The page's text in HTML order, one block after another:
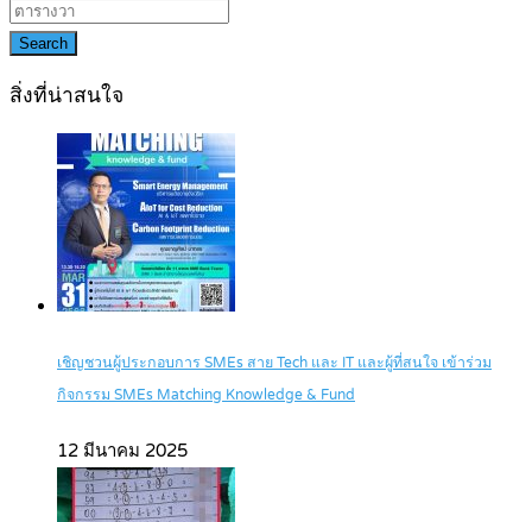
Search
สิ่งที่น่าสนใจ
เชิญชวนผู้ประกอบการ SMEs สาย Tech และ IT และผู้ที่สนใจ เข้าร่วม
กิจกรรม SMEs Matching Knowledge & Fund
12 มีนาคม 2025